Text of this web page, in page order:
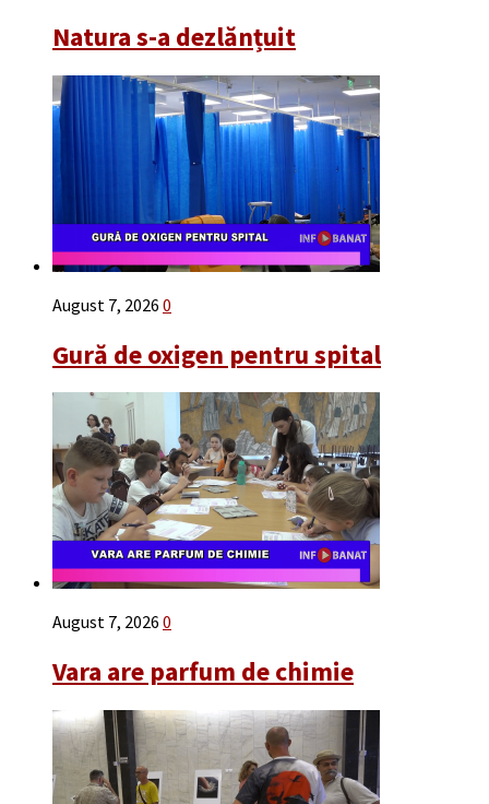
Natura s-a dezlănțuit
August 7, 2026 0
Gură de oxigen pentru spital
August 7, 2026 0
Vara are parfum de chimie